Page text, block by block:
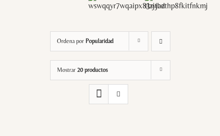
Ordena por Popularidad
Mostrar 20 productos